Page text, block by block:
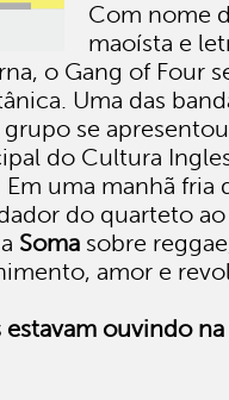
Com nome
maoísta e
o Gang of Four
Uma das
se
do Cultura
uma manhã fria
do quarteto
Soma sobre
amor e
ouvindo